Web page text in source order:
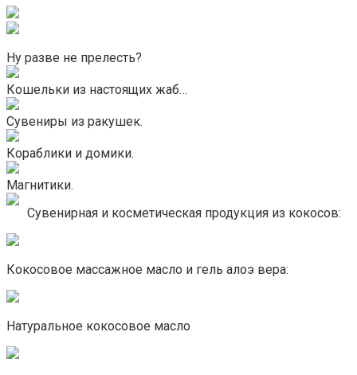
Ну разве не прелесть?
Кошельки из настоящих жаб…
Сувениры из ракушек.
Кораблики и домики.
Магнитики.
Сувенирная и косметическая продукция из кокосов:
Кокосовое массажное масло и гель алоэ вера:
Натуральное кокосовое масло